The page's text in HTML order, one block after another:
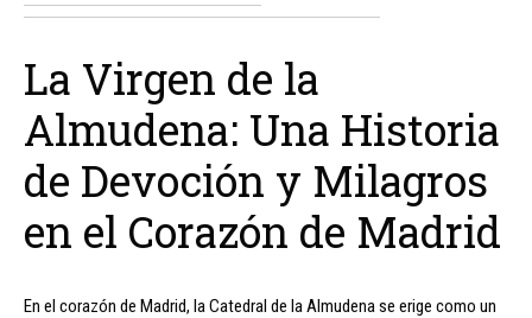
La Virgen de la
Almudena: Una Historia
de Devoción y Milagros
en el Corazón de Madrid
En el corazón de Madrid, la Catedral de la Almudena se erige como un